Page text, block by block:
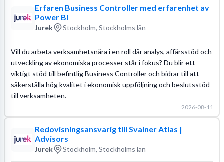
Erfaren Business Controller med erfarenhet av
Power BI
Jurek Stockholm, Stockholms län
Vill du arbeta verksamhetsnära i en roll där analys, affärsstöd och
utveckling av ekonomiska processer står i fokus? Du blir ett
viktigt stöd till befintlig Business Controller och bidrar till att
säkerställa hög kvalitet i ekonomisk uppföljning och beslutsstöd
till verksamheten.
2026-08-11
Redovisningsansvarig till Svalner Atlas |
Advisors
Jurek Stockholm, Stockholms län